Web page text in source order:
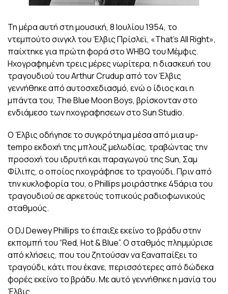
Τη μέρα αυτή στη μουσική, 8 Ιουλίου 1954, το
ντεμπούτο σινγκλ του Έλβις Πρίσλεϊ, «That’s All Right»,
παίχτηκε για πρώτη φορά στο WHBQ του Μέμφις.
Ηχογραφημένη τρεις μέρες νωρίτερα, η διασκευή του
τραγουδιού του Arthur Crudup από τον Έλβις
γεννήθηκε από αυτοσχεδιασμό, ενώ ο ίδιος και η
μπάντα του, The Blue Moon Boys, βρίσκονταν στο
ενδιάμεσο των ηχογραφησεων στο Sun Studio.
Ο Έλβις οδήγησε το συγκρότημα μέσα από μια up-
tempo εκδοχή της μπλουζ μελωδίας, τραβώντας την
προσοχή του ιδρυτή και παραγωγού της Sun, Σαμ
Φίλιπς, ο οποίος ηχογράφησε το τραγούδι. Πριν από
την κυκλοφορία του, ο Phillips μοιράστηκε 45άρια του
τραγουδιού σε αρκετούς τοπικούς ραδιοφωνικούς
σταθμούς.
Ο DJ Dewey Phillips το έπαιξε εκείνο το βράδυ στην
εκπομπή του “Red, Hot & Blue”. Ο σταθμός πλημμύρισε
από κλήσεις, που του ζητούσαν να ξαναπαίξει το
τραγούδι, κάτι που έκανε, περισσότερες από δώδεκα
φορές εκείνο το βράδυ. Με αυτό γεννήθηκε η μανία του
Έλβις